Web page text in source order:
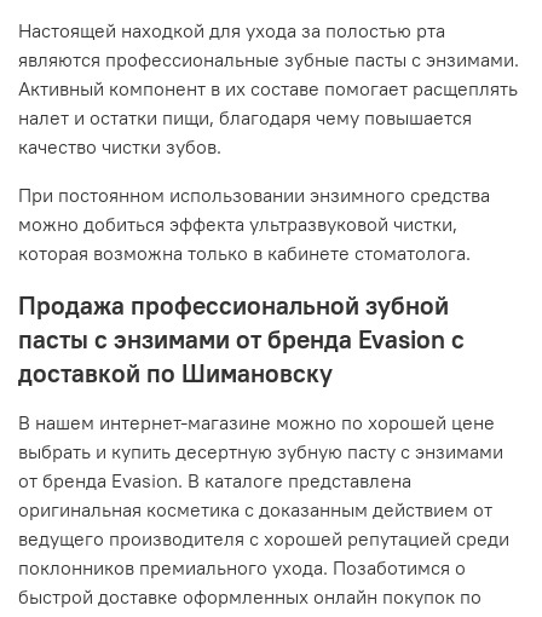
Настоящей находкой для ухода за полостью рта
являются профессиональные зубные пасты с энзимами.
Активный компонент в их составе помогает расщеплять
налет и остатки пищи, благодаря чему повышается
качество чистки зубов.
При постоянном использовании энзимного средства
можно добиться эффекта ультразвуковой чистки,
которая возможна только в кабинете стоматолога.
Продажа профессиональной зубной
пасты с энзимами от бренда Evasion с
доставкой по Шимановску
В нашем интернет-магазине можно по хорошей цене
выбрать и купить десертную зубную пасту с энзимами
от бренда Evasion. В каталоге представлена
оригинальная косметика с доказанным действием от
ведущего производителя с хорошей репутацией среди
поклонников премиального ухода. Позаботимся о
быстрой доставке оформленных онлайн покупок по